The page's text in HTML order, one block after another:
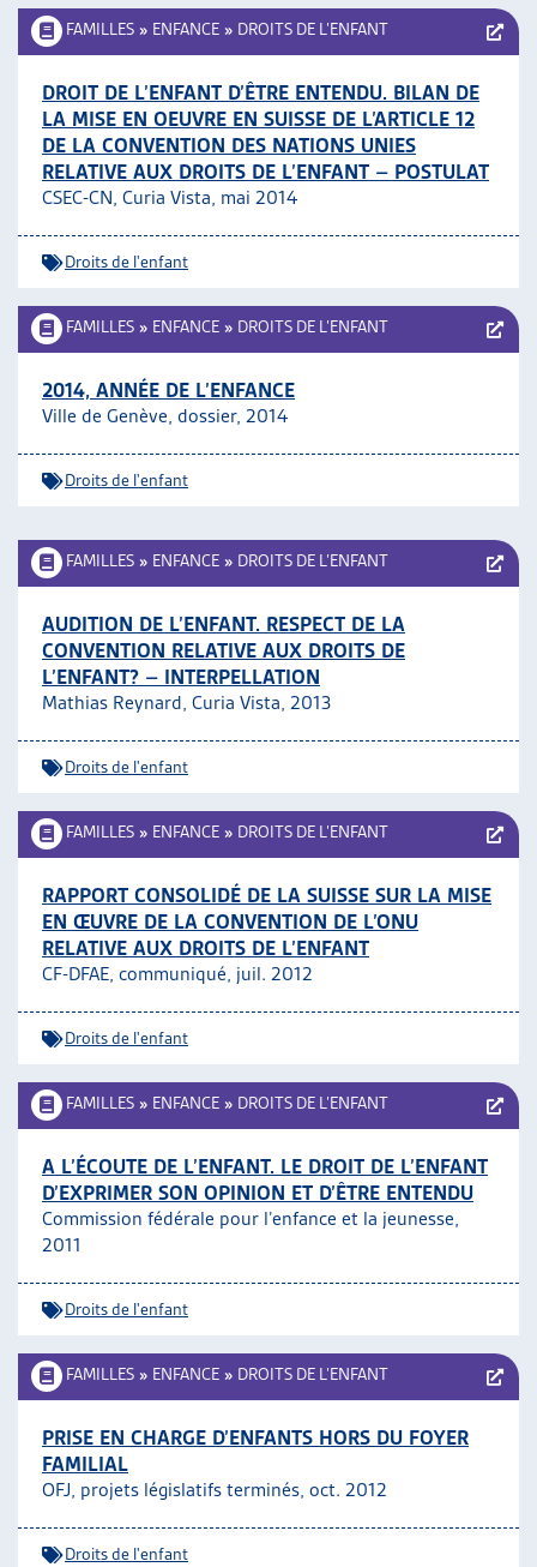
FAMILLES » ENFANCE » DROITS DE L’ENFANT
DROIT DE L’ENFANT D’ÊTRE ENTENDU. BILAN DE
LA MISE EN OEUVRE EN SUISSE DE L’ARTICLE 12
DE LA CONVENTION DES NATIONS UNIES
RELATIVE AUX DROITS DE L’ENFANT – POSTULAT
CSEC-CN, Curia Vista, mai 2014
Droits de l'enfant
FAMILLES » ENFANCE » DROITS DE L’ENFANT
2014, ANNÉE DE L’ENFANCE
Ville de Genève, dossier, 2014
Droits de l'enfant
FAMILLES » ENFANCE » DROITS DE L’ENFANT
AUDITION DE L’ENFANT. RESPECT DE LA
CONVENTION RELATIVE AUX DROITS DE
L’ENFANT? – INTERPELLATION
Mathias Reynard, Curia Vista, 2013
Droits de l'enfant
FAMILLES » ENFANCE » DROITS DE L’ENFANT
RAPPORT CONSOLIDÉ DE LA SUISSE SUR LA MISE
EN ŒUVRE DE LA CONVENTION DE L’ONU
RELATIVE AUX DROITS DE L’ENFANT
CF-DFAE, communiqué, juil. 2012
Droits de l'enfant
FAMILLES » ENFANCE » DROITS DE L’ENFANT
A L’ÉCOUTE DE L’ENFANT. LE DROIT DE L’ENFANT
D’EXPRIMER SON OPINION ET D’ÊTRE ENTENDU
Commission fédérale pour l’enfance et la jeunesse,
2011
Droits de l'enfant
FAMILLES » ENFANCE » DROITS DE L’ENFANT
PRISE EN CHARGE D’ENFANTS HORS DU FOYER
FAMILIAL
OFJ, projets législatifs terminés, oct. 2012
Droits de l'enfant